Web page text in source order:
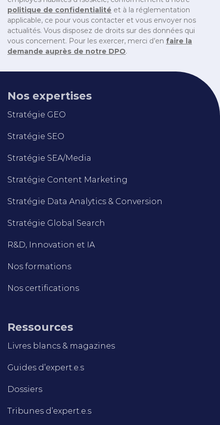
politique de confidentialité et à la réglementation
applicable, ce pour vous contacter et vous envoyer nos
actualités. Vous disposez de droits sur des données qui
vous concernent. Pour les exercer, merci d’en faire la
demande auprès de notre DPO.
Nos expertises
Stratégie GEO
Stratégie SEO
Stratégie SEA/Media
Stratégie Content Marketing
Stratégie Data Analytics & Conversion
Stratégie Global Search
R&D, Innovation et IA
Nos formations
Nos certifications
Ressources
Livres blancs & magazines
Guides d’expert.e.s
Dossiers
Tribunes d’expert.e.s